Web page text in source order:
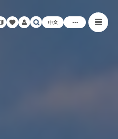
中文 ---